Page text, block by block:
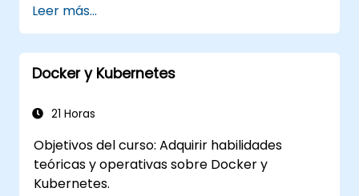
servicios, puertas de enlace API y
comunicación entre servicios.
Monitorear y asegurar microservicios en
entornos de producción.
utilizando Kubernetes.
Leer más...
Docker y Kubernetes
21 Horas
Objetivos del curso: Adquirir habilidades
teóricas y operativas sobre Docker y
Kubernetes.